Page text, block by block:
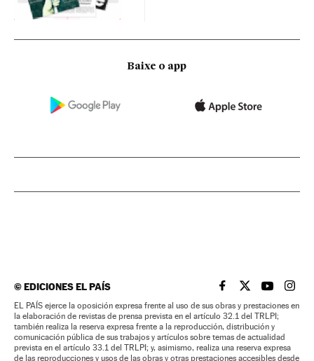
Baixe o app
©EDICIONES EL PAÍS EL PAÍS BRASIL EN
EL PAÍSEL PAÍS
EL
EL PAÍS ejerce la oposición expresa frente al uso de sus obras y prestaciones en
la elaboración de revistas de prensa prevista en el artículo 32.1 del TRLPI;
también realiza la reserva expresa frente a la reproducción, distribución y
comunicación pública de sus trabajos y artículos sobre temas de actualidad
prevista en el artículo 33.1 del TRLPI; y, asimismo, realiza una reserva expresa
de las reproducciones y usos de las obras y otras prestaciones accesibles desde